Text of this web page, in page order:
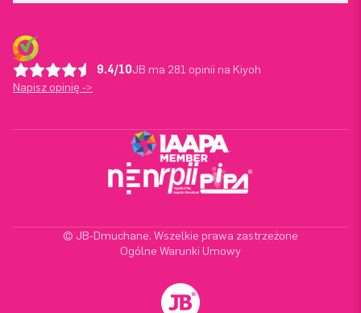
9.4/10JB ma 281 opinii na Kiyoh
Napisz opinię ->
© JB-Dmuchane. Wszelkie prawa zastrzeżone
Ogólne Warunki Umowy